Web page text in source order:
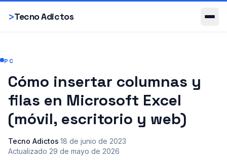
>Tecno Adictos
Smartphones
PC
Cómo insertar columnas y
filas en Microsoft Excel
(móvil, escritorio y web)
Tecno Adictos·18 de junio de 2023·
Actualizado 29 de mayo de 2026